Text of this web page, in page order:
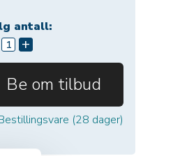
antall:
+
Be om tilbud
(28 dager)